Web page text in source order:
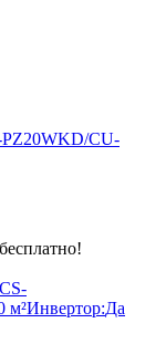
PZ20WKD/CU-
м²Инвертор:Да